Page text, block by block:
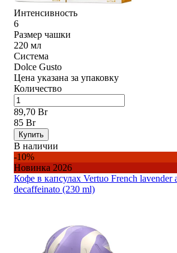
Интенсивность
6
Размер чашки
220 мл
Система
Dolce Gusto
Цена указана за упаковку
Количество
89,70 Br
85 Br
Купить
В наличии
-10%
Новинка 2026
Кофе в капсулах Vertuo French lavender
decaffeinato (230 ml)